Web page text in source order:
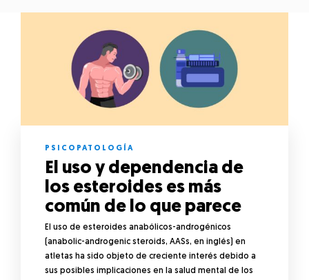
PSICOPATOLOGÍA
El uso y dependencia de
los esteroides es más
común de lo que parece
El uso de esteroides anabólicos-androgénicos
(anabolic-androgenic steroids, AASs, en inglés) en
atletas ha sido objeto de creciente interés debido a
sus posibles implicaciones en la salud mental de los